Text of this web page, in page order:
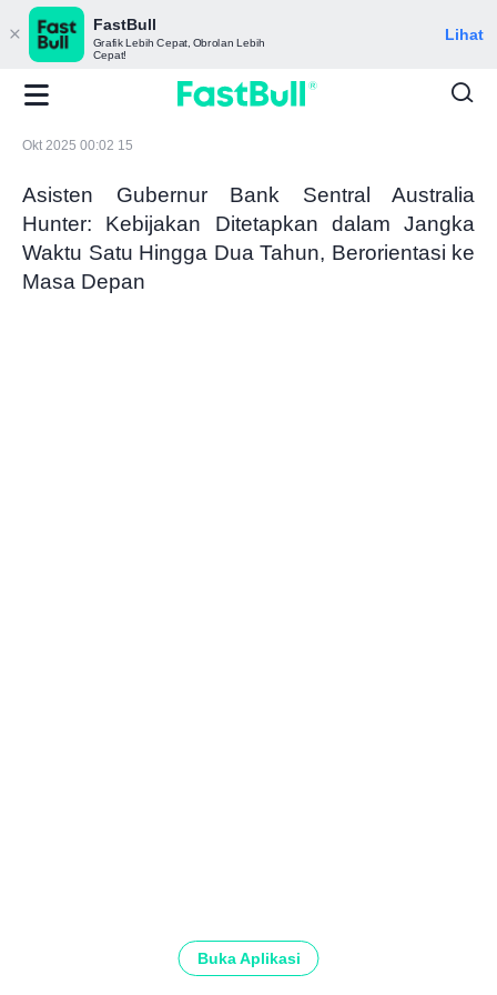
FastBull
Grafik Lebih Cepat, Obrolan Lebih
Cepat!
Lihat
Okt 2025 00:02 15
Asisten Gubernur Bank Sentral Australia
Hunter: Kebijakan Ditetapkan dalam Jangka
Waktu Satu Hingga Dua Tahun, Berorientasi ke
Masa Depan
Buka Aplikasi